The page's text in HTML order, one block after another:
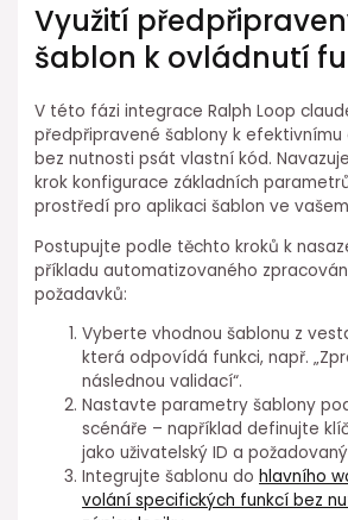
Využití
šablon k ovládnutí
V této fázi integrace Ralph Loop⁣
předpřipravené šablony k
bez nutnosti psát vlastní kód.
krok konfigurace základních
prostředí pro aplikaci ⁣šablon ve
Postupujte podle⁢ těchto kroků k
příkladu automatizovaného
požadavků:
Vyberte vhodnou šablonu z
která odpovídá funkci, např.
následnou validací“.
Nastavte parametry šablony
scénáře – například definujte
jako uživatelský ID a
Integrujte šablonu dohlavního⁣
volání specifických funkcí bez